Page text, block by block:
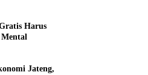
Harus
Mental
Jateng,